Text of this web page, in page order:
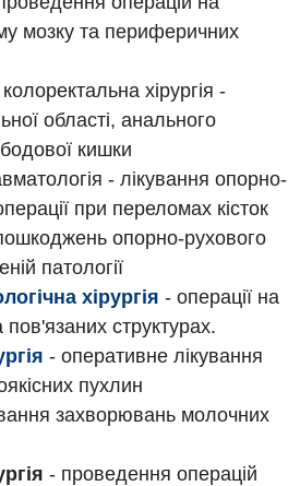
мозку та периферичних
хірургія -
області, анального
кишки
- лікування опорно-
при переломах кісток
опорно-рухового
патології
хірургія - операції на
пов'язаних структурах.
- оперативне лікування
пухлин
захворювань молочних
- проведення операцій